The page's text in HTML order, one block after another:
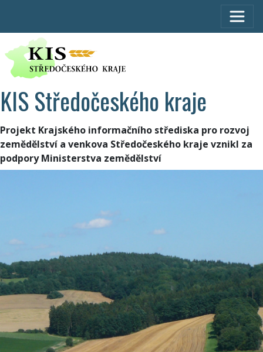
KIS Středočeského kraje
Projekt Krajského informačního střediska pro rozvoj
zemědělství a venkova Středočeského kraje vznikl za
podpory Ministerstva zemědělství